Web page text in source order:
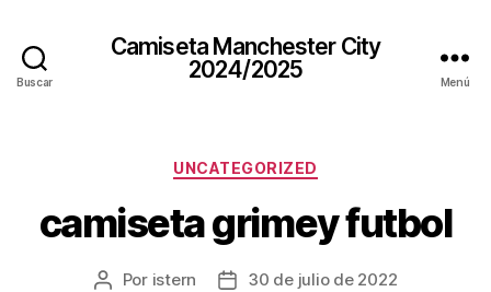
Buscar
Camiseta Manchester City
2024/2025
Menú
Categorías
UNCATEGORIZED
camiseta grimey futbol
Autor
Por istern
Fecha30 de julio de 2022